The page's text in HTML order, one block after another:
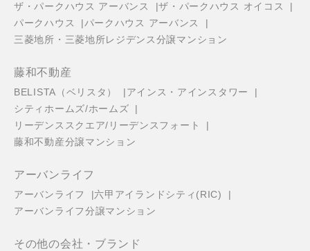
ザ・パークハウス アーバンス
ザ・パークハウス オイコス
パークハウス
パークハウス アーバンス
三菱地所・三菱地所レジデンス分譲マンション
藤和不動産
BELISTA（ベリスタ）
アインス・アインスタワー
シティホームズ/ホームズ
リーデンススクエア/リーデンスフォート
藤和不動産分譲マンション
アーバンライフ
アーバンライフ
六甲アイランドシティ(RIC)
アーバンライフ分譲マンション
その他の会社・ブランド